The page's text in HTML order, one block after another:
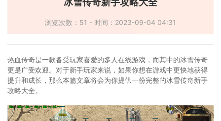
浏览次数：51 - 时间：2023-09-04 04:31
热血传奇是一款备受玩家喜爱的多人在线游戏，而其中的冰雪传奇
更是广受欢迎。对于新手玩家来说，如果你想在游戏中更快地获得
提升和成长，那么本篇文章将会为你提供一份完整的冰雪传奇新手
攻略大全。